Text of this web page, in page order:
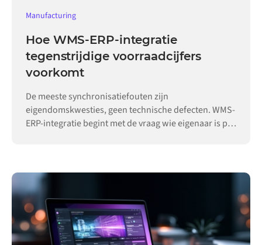
Manufacturing
Hoe WMS-ERP-integratie
tegenstrijdige voorraadcijfers
voorkomt
De meeste synchronisatiefouten zijn
eigendomskwesties, geen technische defecten. WMS-
ERP-integratie begint met de vraag wie eigenaar is per